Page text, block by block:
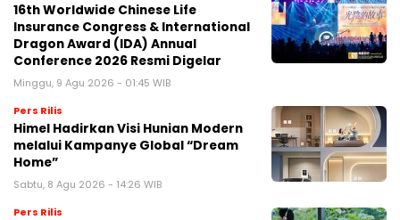
16th Worldwide Chinese Life
Insurance Congress & International
Dragon Award (IDA) Annual
Conference 2026 Resmi Digelar
Minggu, 9 Agu 2026 - 01:45 WIB
Pers Rilis
Himel Hadirkan Visi Hunian Modern
melalui Kampanye Global “Dream
Home”
Sabtu, 8 Agu 2026 - 14:26 WIB
Pers Rilis